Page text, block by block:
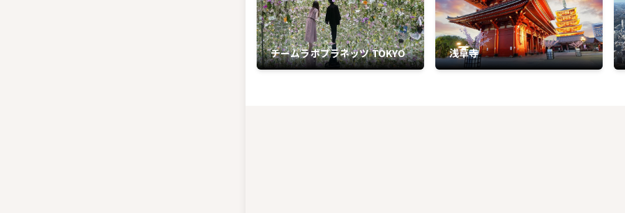
チームラボプラネッツ TOKYO 浅草寺